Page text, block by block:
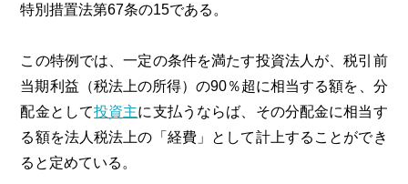
特別措置法第67条の15である。
この特例では、一定の条件を満たす投資法人が、税引前
当期利益（税法上の所得）の90％超に相当する額を、分
配金として投資主に支払うならば、その分配金に相当す
る額を法人税法上の「経費」として計上することができ
ると定めている。